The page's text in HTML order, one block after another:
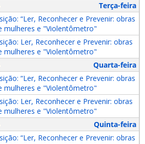
Terça-feira
“Ler, Reconhecer e Prevenir: obras
mulheres e "Violentômetro"
Ler, Reconhecer e Prevenir: obras
mulheres e "Violentômetro"
Quarta-feira
“Ler, Reconhecer e Prevenir: obras
mulheres e "Violentômetro"
Ler, Reconhecer e Prevenir: obras
mulheres e "Violentômetro"
Quinta-feira
“Ler, Reconhecer e Prevenir: obras